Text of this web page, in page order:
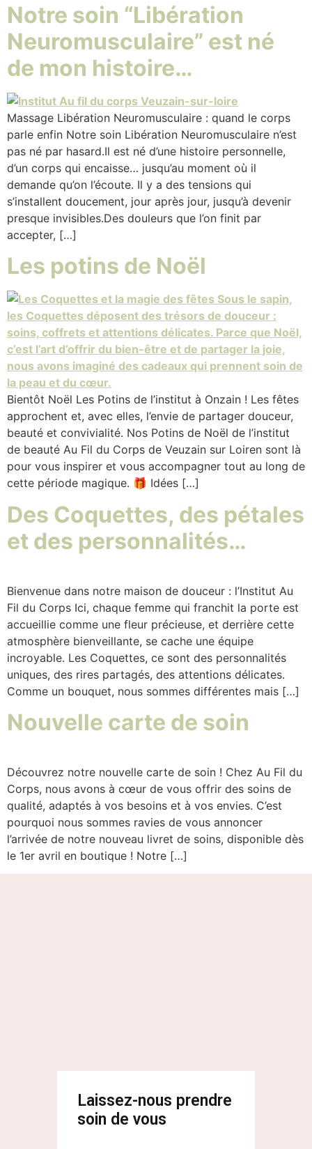
Notre soin “Libération
Neuromusculaire” est né
de mon histoire…
Massage Libération Neuromusculaire : quand le corps
parle enfin Notre soin Libération Neuromusculaire n’est
pas né par hasard.Il est né d’une histoire personnelle,
d’un corps qui encaisse… jusqu’au moment où il
demande qu’on l’écoute. Il y a des tensions qui
s’installent doucement, jour après jour, jusqu’à devenir
presque invisibles.Des douleurs que l’on finit par
accepter, […]
Les potins de Noël
Bientôt Noël Les Potins de l’institut à Onzain ! Les fêtes
approchent et, avec elles, l’envie de partager douceur,
beauté et convivialité. Nos Potins de Noël de l’institut
de beauté Au Fil du Corps de Veuzain sur Loiren sont là
pour vous inspirer et vous accompagner tout au long de
cette période magique. 🎁 Idées […]
Des Coquettes, des pétales
et des personnalités…
Bienvenue dans notre maison de douceur : l’Institut Au
Fil du Corps Ici, chaque femme qui franchit la porte est
accueillie comme une fleur précieuse, et derrière cette
atmosphère bienveillante, se cache une équipe
incroyable. Les Coquettes, ce sont des personnalités
uniques, des rires partagés, des attentions délicates.
Comme un bouquet, nous sommes différentes mais […]
Nouvelle carte de soin
Découvrez notre nouvelle carte de soin ! Chez Au Fil du
Corps, nous avons à cœur de vous offrir des soins de
qualité, adaptés à vos besoins et à vos envies. C’est
pourquoi nous sommes ravies de vous annoncer
l’arrivée de notre nouveau livret de soins, disponible dès
le 1er avril en boutique ! Notre […]
Laissez-nous prendre
soin de vous